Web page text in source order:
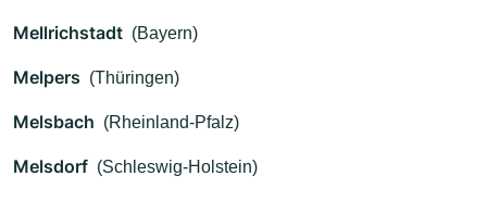
Mellrichstadt (Bayern)
Melpers (Thüringen)
Melsbach (Rheinland-Pfalz)
Melsdorf (Schleswig-Holstein)